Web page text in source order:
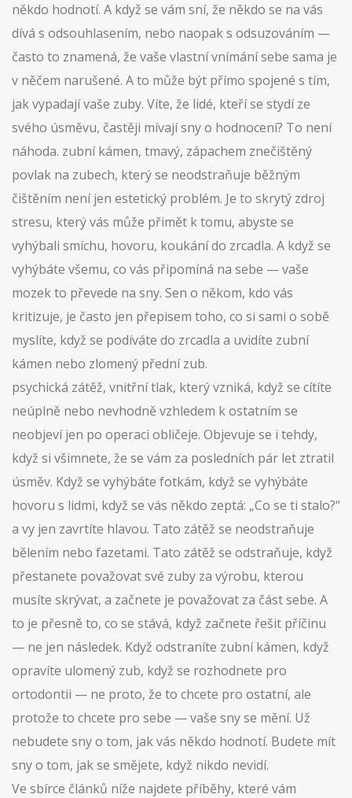
někdo hodnotí. A když se vám sní, že někdo se na vás
dívá s odsouhlasením, nebo naopak s odsuzováním —
často to znamená, že vaše vlastní vnímání sebe sama je
v něčem narušené. A to může být přímo spojené s tím,
jak vypadají vaše zuby. Víte, že lidé, kteří se stydí ze
svého úsměvu, častěji mívají sny o hodnocení? To není
náhoda. zubní kámen, tmavý, zápachem znečištěný
povlak na zubech, který se neodstraňuje běžným
čištěním není jen estetický problém. Je to skrytý zdroj
stresu, který vás může přimět k tomu, abyste se
vyhýbali smíchu, hovoru, koukání do zrcadla. A když se
vyhýbáte všemu, co vás připomíná na sebe — vaše
mozek to převede na sny. Sen o někom, kdo vás
kritizuje, je často jen přepisem toho, co si sami o sobě
myslíte, když se podíváte do zrcadla a uvidíte zubní
kámen nebo zlomený přední zub.
psychická zátěž, vnitřní tlak, který vzniká, když se cítíte
neúplně nebo nevhodně vzhledem k ostatním se
neobjeví jen po operaci obličeje. Objevuje se i tehdy,
když si všimnete, že se vám za posledních pár let ztratil
úsměv. Když se vyhýbáte fotkám, když se vyhýbáte
hovoru s lidmi, když se vás někdo zeptá: „Co se ti stalo?“
a vy jen zavrtíte hlavou. Tato zátěž se neodstraňuje
bělením nebo fazetami. Tato zátěž se odstraňuje, když
přestanete považovat své zuby za výrobu, kterou
musíte skrývat, a začnete je považovat za část sebe. A
to je přesně to, co se stává, když začnete řešit příčinu
— ne jen následek. Když odstraníte zubní kámen, když
opravíte ulomený zub, když se rozhodnete pro
ortodontii — ne proto, že to chcete pro ostatní, ale
protože to chcete pro sebe — vaše sny se mění. Už
nebudete sny o tom, jak vás někdo hodnotí. Budete mít
sny o tom, jak se smějete, když nikdo nevidí.
Ve sbírce článků níže najdete příběhy, které vám